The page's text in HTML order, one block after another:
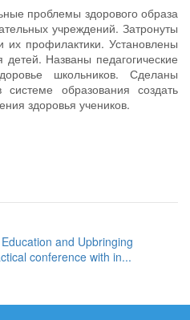
проблемы здорового образа
учреждений. Затронуты
профилактики. Установлены
Названы педагогические
школьников. Сделаны
образования создать
здоровья учеников.
and Upbringing
conference with in...